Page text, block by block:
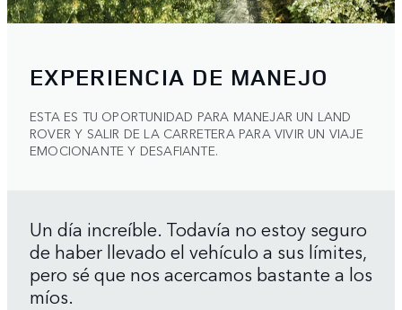
EXPERIENCIA DE MANEJO
ESTA ES TU OPORTUNIDAD PARA MANEJAR UN LAND
ROVER Y SALIR DE LA CARRETERA PARA VIVIR UN VIAJE
EMOCIONANTE Y DESAFIANTE.
Un día increíble. Todavía no estoy seguro
de haber llevado el vehículo a sus límites,
pero sé que nos acercamos bastante a los
míos.